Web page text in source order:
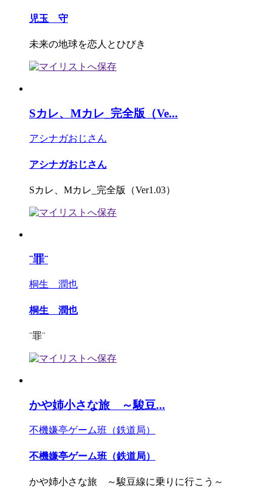
児玉 守
未来の地球を恋人とひびき
Sカレ、Mカレ_完全版（Ve...
アシナガおじさん
アシナガおじさん
Sカレ、Mカレ_完全版（Ver1.03）
¨罪¨
桐生 潤也
桐生 潤也
¨罪¨
かや姉小さな旅 ～駿豆...
不機嫌亭ゲーム班（鉄道局）
不機嫌亭ゲーム班（鉄道局）
かや姉小さな旅 ～駿豆線に乗りに行こう～